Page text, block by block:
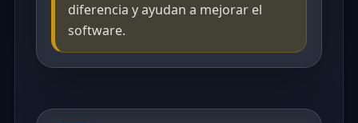
diferencia y ayudan a mejorar el
software.